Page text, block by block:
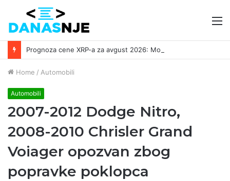
Home / Automobili
Automobili
2007-2012 Dodge Nitro,
2008-2010 Chrisler Grand
Voiager opozvan zbog
popravke poklopca